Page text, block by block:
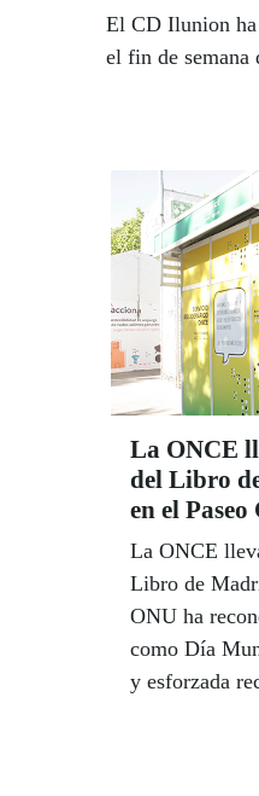
El CD Ilunion ha
el fin de semana
La ONCE
del Libro
en el
La ONCE
Libro de
ONU ha
como Día
y esforzada